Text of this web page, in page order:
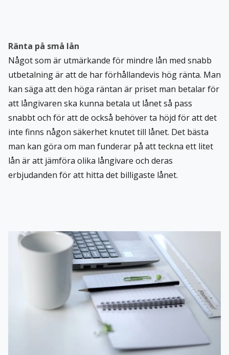
Ränta på små lån
Något som är utmärkande för mindre lån med snabb
utbetalning är att de har förhållandevis hög ränta. Man
kan säga att den höga räntan är priset man betalar för
att långivaren ska kunna betala ut lånet så pass
snabbt och för att de också behöver ta höjd för att det
inte finns någon säkerhet knutet till lånet. Det bästa
man kan göra om man funderar på att teckna ett litet
lån är att jämföra olika långivare och deras
erbjudanden för att hitta det billigaste lånet.